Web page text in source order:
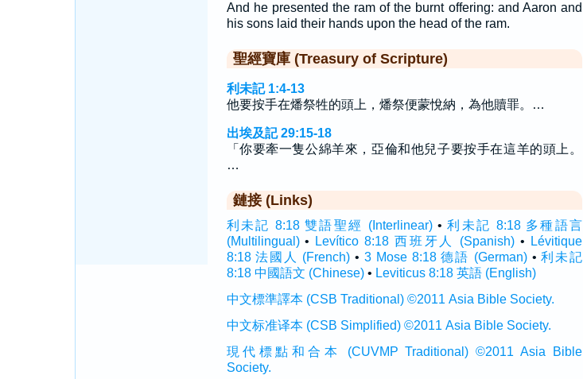
And he presented the ram of the burnt offering: and Aaron and
his sons laid their hands upon the head of the ram.
聖經寶庫 (Treasury of Scripture)
利未記 1:4-13
他要按手在燔祭牲的頭上，燔祭便蒙悅納，為他贖罪。…
出埃及記 29:15-18
「你要牽一隻公綿羊來，亞倫和他兒子要按手在這羊的頭上。
…
鏈接 (Links)
利未記 8:18 雙語聖經 (Interlinear)•利未記 8:18 多種語言
(Multilingual)• Levítico 8:18 西班牙人 (Spanish) •
Lévitique
8:18 法國人 (French) •3 Mose 8:18 德語 (German)•利未記
8:18 中國語文 (Chinese)• Leviticus 8:18 英語 (English)
中文標準譯本 (CSB Traditional) ©2011 Asia Bible Society.
中文标准译本 (CSB Simplified) ©2011 Asia Bible Society.
現代標點和合本 (CUVMP Traditional) ©2011 Asia Bible
Society.